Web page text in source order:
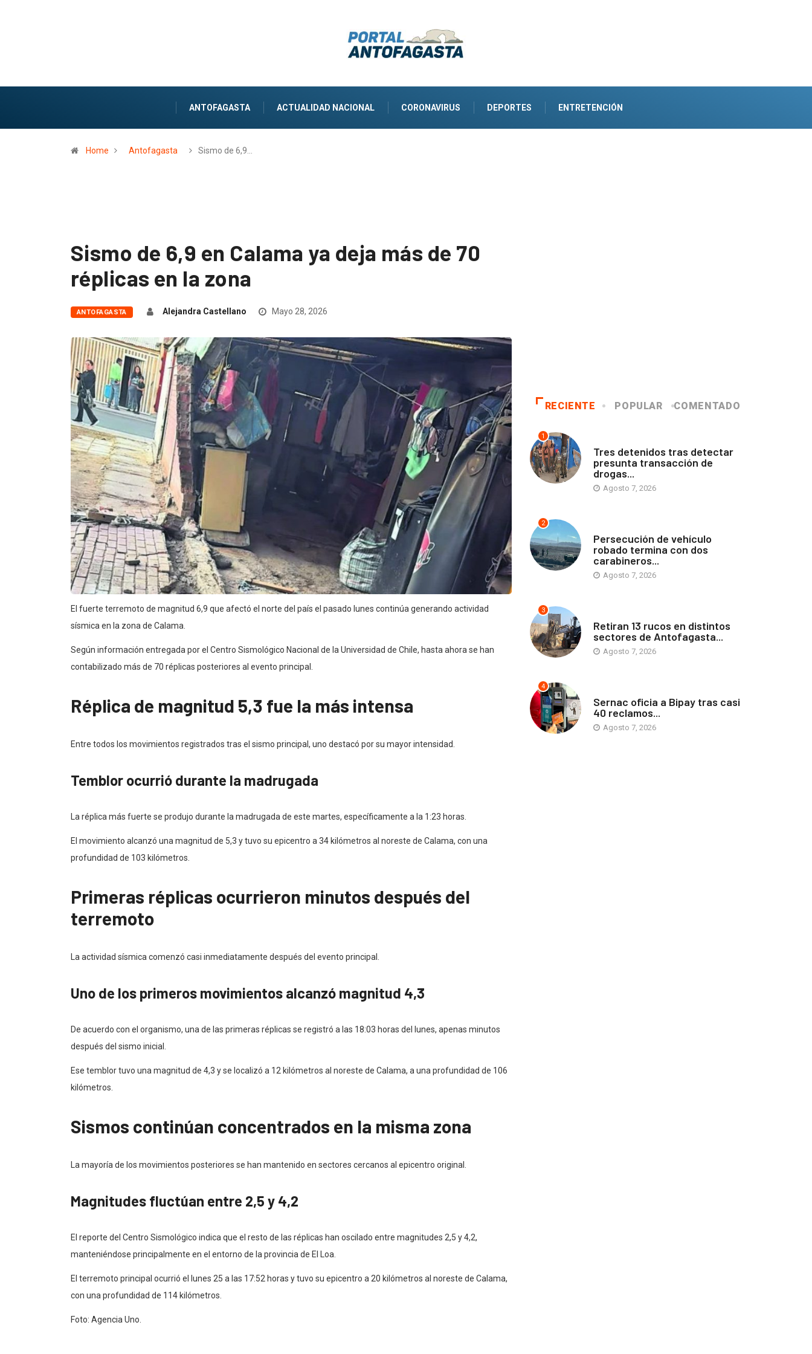
ANTOFAGASTA ACTUALIDAD NACIONAL CORONAVIRUS DEPORTES ENTRETENCIÓN
Home Antofagasta Sismo de 6,9…
Sismo de 6,9 en Calama ya deja más de 70
réplicas en la zona
ANTOFAGASTA Alejandra Castellano Mayo 28, 2026
El fuerte terremoto de magnitud 6,9 que afectó el norte del país el pasado lunes continúa generando actividad
sísmica en la zona de Calama.
Según información entregada por el Centro Sismológico Nacional de la Universidad de Chile, hasta ahora se han
contabilizado más de 70 réplicas posteriores al evento principal.
Réplica de magnitud 5,3 fue la más intensa
Entre todos los movimientos registrados tras el sismo principal, uno destacó por su mayor intensidad.
Temblor ocurrió durante la madrugada
La réplica más fuerte se produjo durante la madrugada de este martes, específicamente a la 1:23 horas.
El movimiento alcanzó una magnitud de 5,3 y tuvo su epicentro a 34 kilómetros al noreste de Calama, con una
profundidad de 103 kilómetros.
Primeras réplicas ocurrieron minutos después del
terremoto
La actividad sísmica comenzó casi inmediatamente después del evento principal.
Uno de los primeros movimientos alcanzó magnitud 4,3
De acuerdo con el organismo, una de las primeras réplicas se registró a las 18:03 horas del lunes, apenas minutos
después del sismo inicial.
Ese temblor tuvo una magnitud de 4,3 y se localizó a 12 kilómetros al noreste de Calama, a una profundidad de 106
kilómetros.
Sismos continúan concentrados en la misma zona
La mayoría de los movimientos posteriores se han mantenido en sectores cercanos al epicentro original.
Magnitudes fluctúan entre 2,5 y 4,2
El reporte del Centro Sismológico indica que el resto de las réplicas han oscilado entre magnitudes 2,5 y 4,2,
manteniéndose principalmente en el entorno de la provincia de El Loa.
El terremoto principal ocurrió el lunes 25 a las 17:52 horas y tuvo su epicentro a 20 kilómetros al noreste de Calama,
con una profundidad de 114 kilómetros.
Foto: Agencia Uno.
RECIENTE POPULAR COMENTADO
1
Tres detenidos tras detectar
presunta transacción de
drogas...
Agosto 7, 2026
2
Persecución de vehículo
robado termina con dos
carabineros...
Agosto 7, 2026
3
Retiran 13 rucos en distintos
sectores de Antofagasta...
Agosto 7, 2026
4
Sernac oficia a Bipay tras casi
40 reclamos...
Agosto 7, 2026